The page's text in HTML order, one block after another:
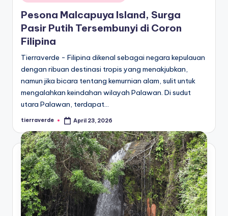
in
Pesona Malcapuya Island, Surga
Pasir Putih Tersembunyi di Coron
Filipina
Tierraverde - Filipina dikenal sebagai negara kepulauan
dengan ribuan destinasi tropis yang menakjubkan,
namun jika bicara tentang kemurnian alam, sulit untuk
mengalahkan keindahan wilayah Palawan. Di sudut
utara Palawan, terdapat…
Posted
tierraverde April 23, 2026